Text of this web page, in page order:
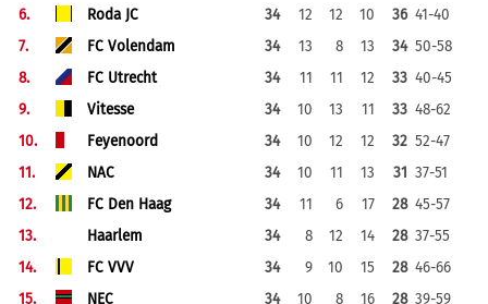
6.
Roda JC 34 12 12 10 36 41-40
7.
FC Volendam 34 13 8 13 34 50-58
8.
FC Utrecht 34 11 11 12 33 40-45
9.
Vitesse 34 10 13 11 33 48-62
10.
Feyenoord 34 10 12 12 32 52-47
11.
NAC 34 10 11 13 31 37-51
12.
FC Den Haag 34 11 6 17 28 45-57
13.
Haarlem 34 8 12 14 28 37-55
14.
FC VVV 34 9 10 15 28 46-66
15.
NEC 34 10 8 16 28 39-59